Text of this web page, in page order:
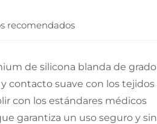
recomendados
de silicona blanda de grado
contacto suave con los tejidos
con los estándares médicos
garantiza un uso seguro y sin